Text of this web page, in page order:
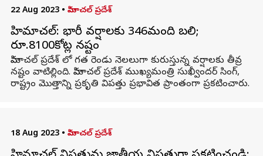
22 Aug 2023 • హిమాచల్ ప్రదేశ్
హిమాచల్: భారీ వర్షాలకు 346మంది బలి;
రూ.8100కోట్ల నష్టం
హిమాచల్ ప్రదేశ్ లో గత రెండు నెలలుగా కురుస్తున్న వర్షాలకు తీవ్ర
నష్టం వాటిల్లింది. హిమాచల్ ప్రదేశ్ ముఖ్యమంత్రి సుఖ్వీందర్ సింగ్,
రాష్ట్రం మొత్తాన్ని ప్రకృతి విపత్తు ప్రభావిత ప్రాంతంగా ప్రకటించారు.
18 Aug 2023 • హిమాచల్ ప్రదేశ్